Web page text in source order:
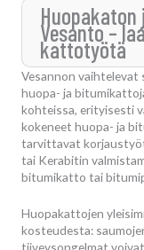
Vesanto –
kattotyötä
Vesannon
huopa- ja
kohteissa, erityisesti
kokeneet huopa- ja
tarvittavat
tai Kerabitin
bitumikatto tai
Huopakattojen
kosteudesta:
tiiveysongelmat